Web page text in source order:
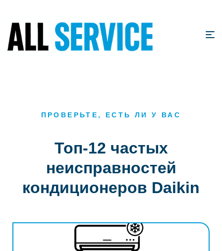
ПРОВЕРЬТЕ, ЕСТЬ ЛИ У ВАС
Топ-12 частых
неисправностей
кондиционеров Daikin